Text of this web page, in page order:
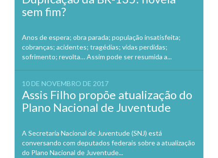
sem fim?
Anos de espera; obra parada; população insatisfeita;
cobranças; acidentes; tragédias; vidas perdidas;
sofrimento; revolta… Assim pode ser resumida a...
10 DE NOVEMBRO DE 2017
Assis Filho propõe atualização do
Plano Nacional de Juventude
A Secretaria Nacional de Juventude (SNJ) está
conversando com deputados federais sobre a atualização
do Plano Nacional de Juventude...